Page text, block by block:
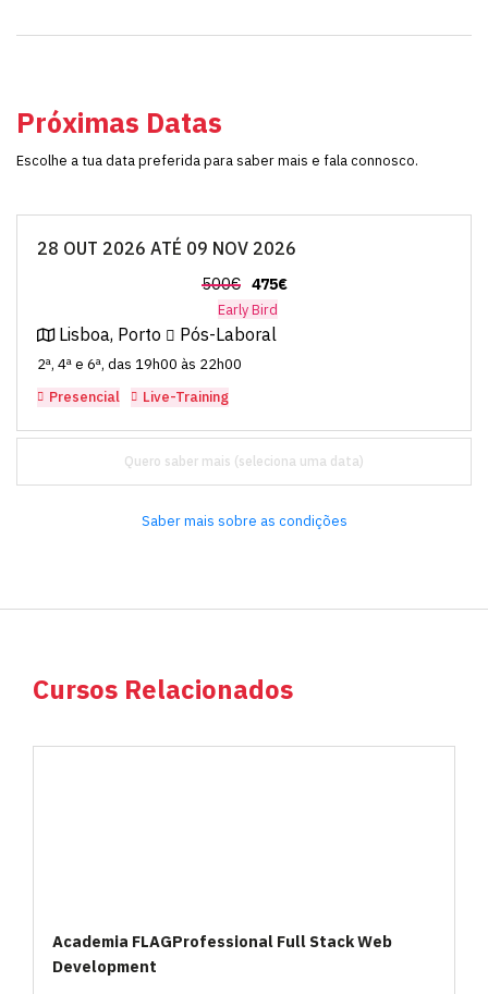
Próximas Datas
Escolhe a tua data preferida para saber mais e fala connosco.
28 OUT 2026 ATÉ 09 NOV 2026
500€ 475€
Early Bird
Lisboa, Porto Pós-Laboral
2ª, 4ª e 6ª, das 19h00 às 22h00
Presencial
Live-Training
Quero saber mais
Saber mais sobre as condições
Cursos Relacionados
Academia FLAGProfessional Full Stack Web
Development